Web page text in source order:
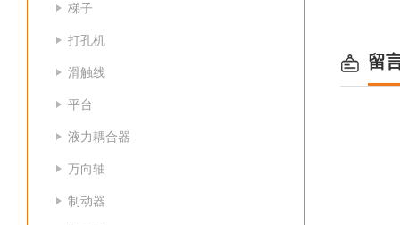
梯子
打孔机
滑触线
平台
液力耦合器
万向轴
制动器
留